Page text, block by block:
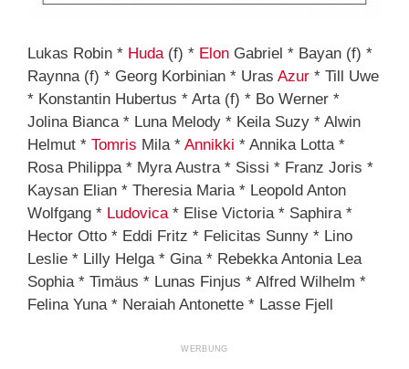
Lukas Robin * Huda(f) * Elon Gabriel * Bayan (f) *
Raynna (f) * Georg Korbinian * Uras Azur * Till Uwe
* Konstantin Hubertus * Arta (f) * Bo Werner *
Jolina Bianca * Luna Melody * Keila Suzy * Alwin
Helmut * Tomris Mila * Annikki * Annika Lotta *
Rosa Philippa * Myra Austra * Sissi * Franz Joris *
Kaysan Elian * Theresia Maria * Leopold Anton
Wolfgang * Ludovica* Elise Victoria * Saphira *
Hector Otto * Eddi Fritz * Felicitas Sunny * Lino
Leslie * Lilly Helga * Gina * Rebekka Antonia Lea
Sophia * Timäus * Lunas Finjus * Alfred Wilhelm *
Felina Yuna * Neraiah Antonette * Lasse Fjell